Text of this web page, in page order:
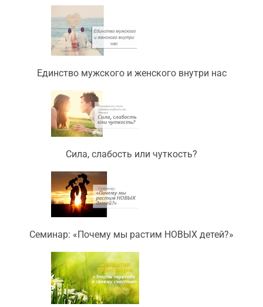
Единство мужского и женского внутри нас
Сила, слабость или чуткость?
Семинар: «Почему мы растим НОВЫХ детей?»